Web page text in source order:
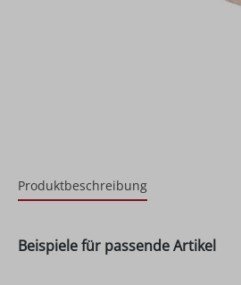
Produktbeschreibung
Beispiele für passende Artikel